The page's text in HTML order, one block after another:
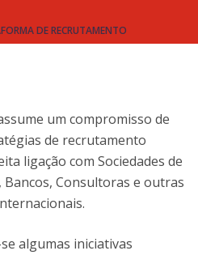
DE RECRUTAMENTO
um compromisso de
de recrutamento
ligação com Sociedades de
Bancos, Consultoras e outras
algumas iniciativas